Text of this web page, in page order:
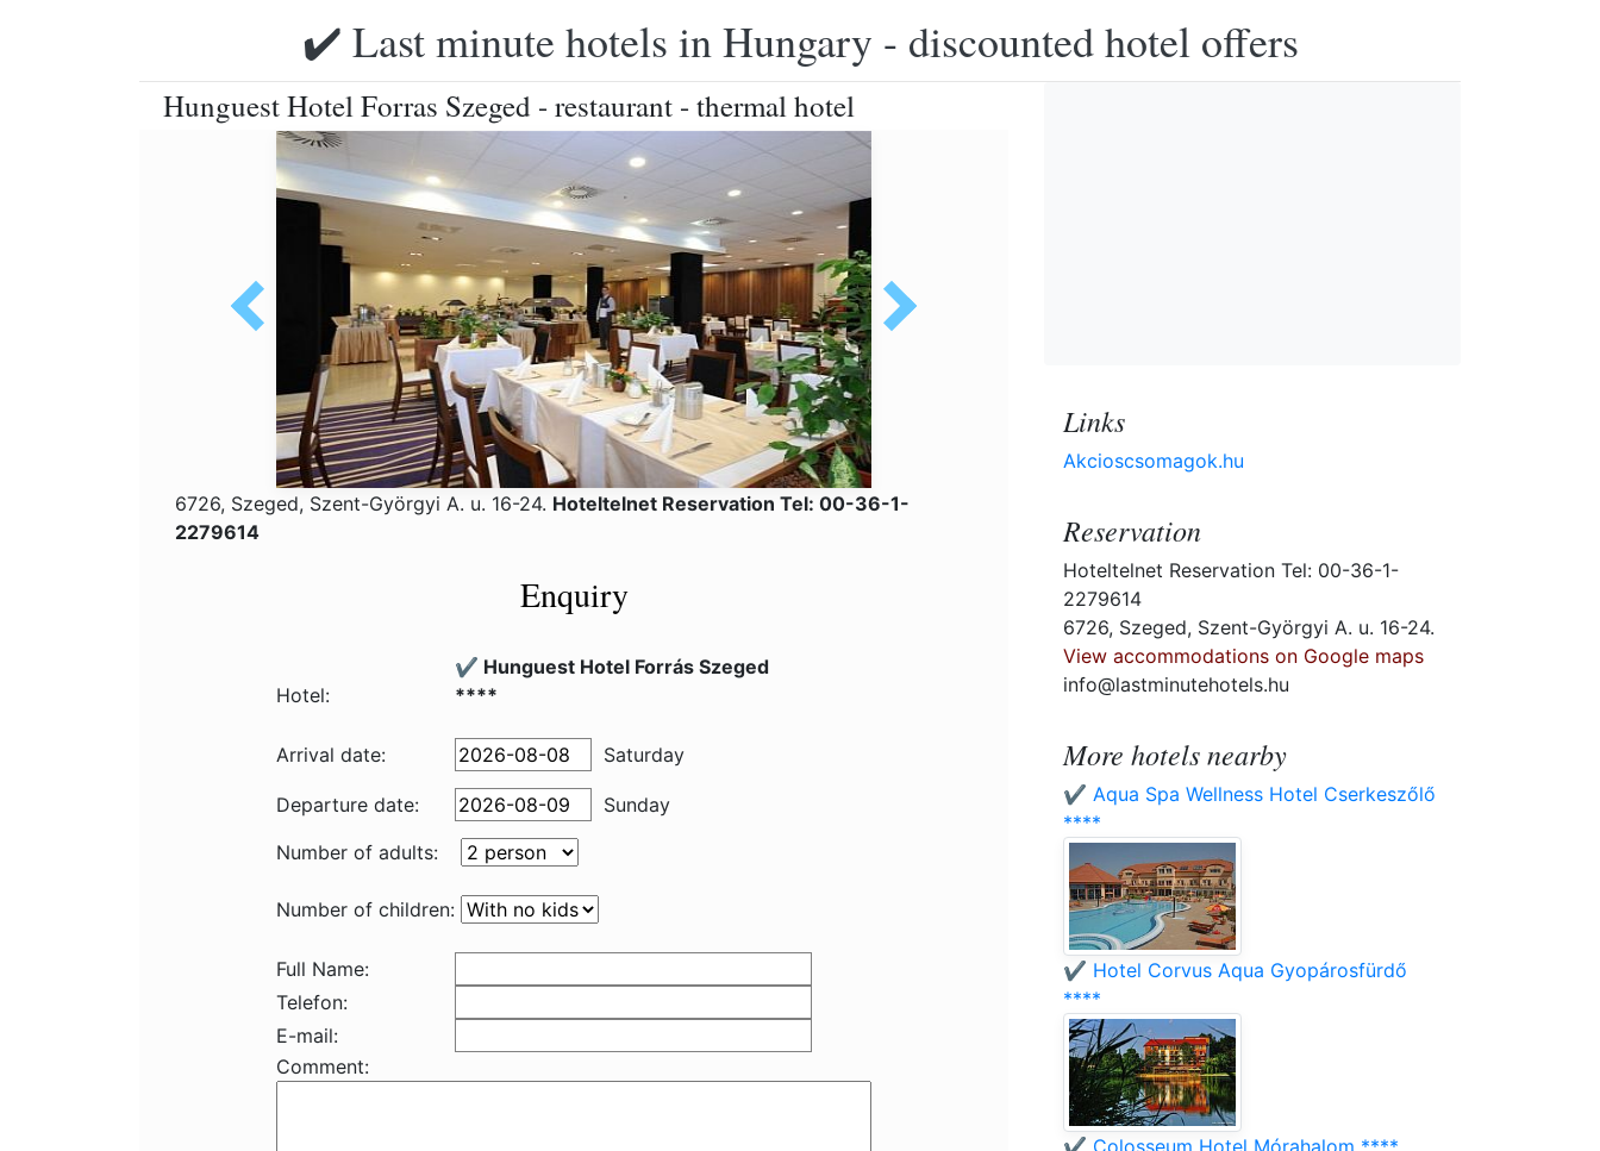
✔️ Last minute hotels in Hungary - discounted hotel offers
Hunguest Hotel Forras Szeged - restaurant - thermal hotel
6726, Szeged, Szent-Györgyi A. u. 16-24. Hoteltelnet Reservation Tel: 00-36-1-
2279614
Enquiry
Hotel:
✔️ Hunguest Hotel Forrás Szeged
****
Arrival date: Saturday
Departure date:
Sunday
Number of adults:
Number of children:
Full Name:
Telefon:
E-mail:
Comment:
Links
Akcioscsomagok.hu
Reservation
Hoteltelnet Reservation Tel: 00-36-1-
2279614
6726, Szeged, Szent-Györgyi A. u. 16-24.
View accommodations on Google maps
info@lastminutehotels.hu
More hotels nearby
✔️ Aqua Spa Wellness Hotel Cserkeszőlő
****
✔️ Hotel Corvus Aqua Gyopárosfürdő
****
✔️ Colosseum Hotel Mórahalom ****